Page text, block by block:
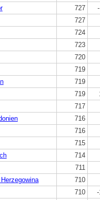
727
727
724
723
720
719
719
719
717
716
716
715
714
711
710
710